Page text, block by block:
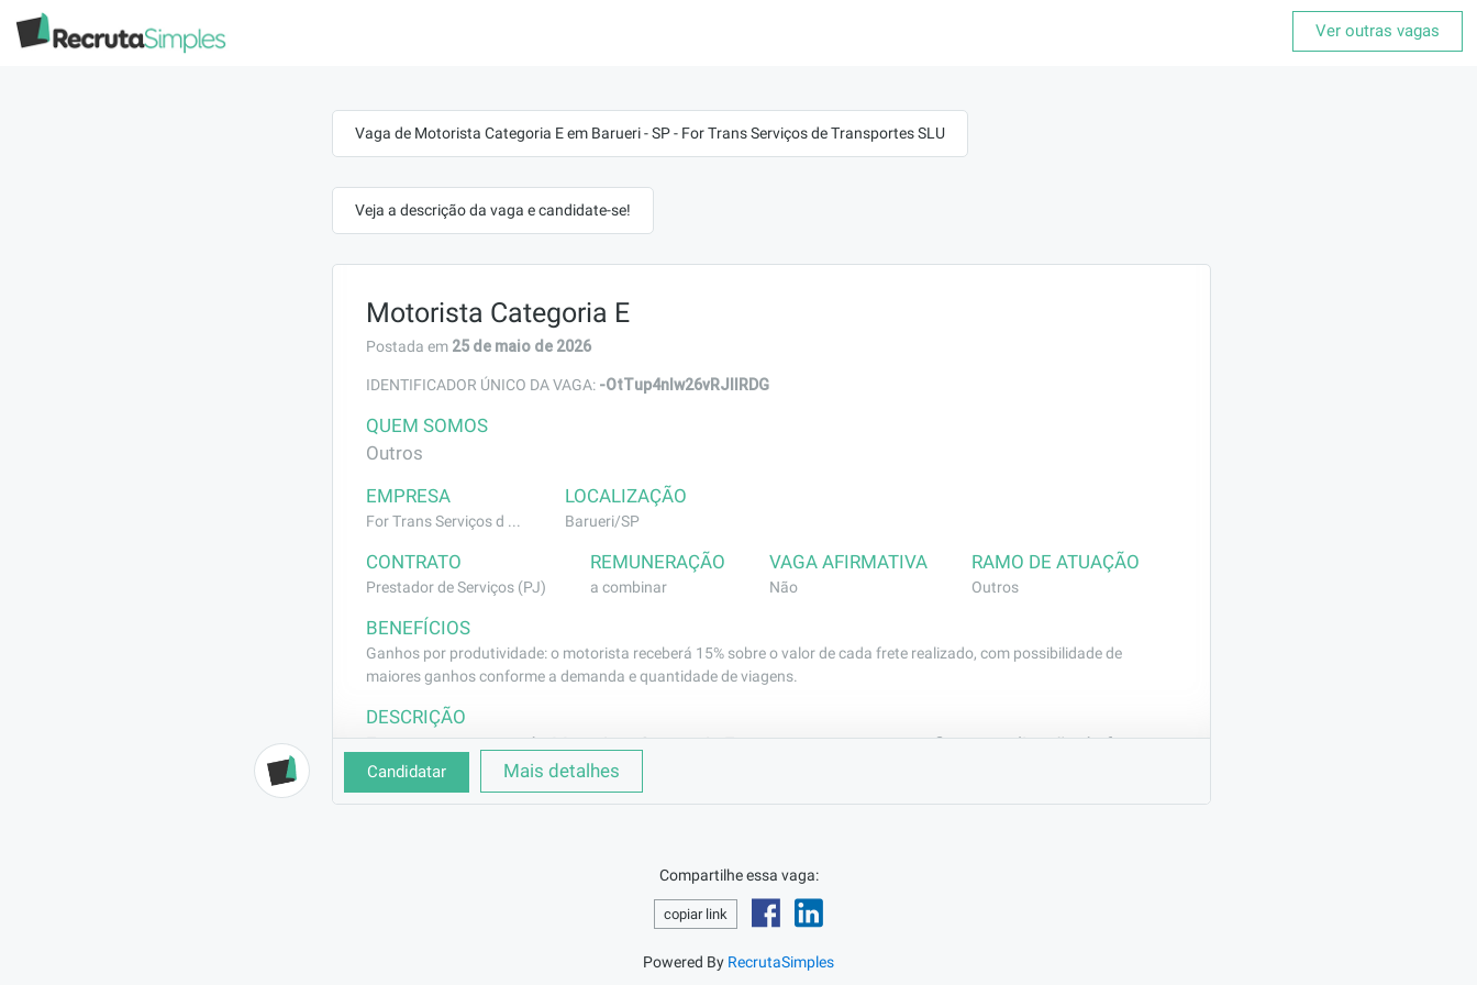
Ver outras vagas
Vaga de Motorista Categoria E em Barueri - SP - For Trans Serviços de Transportes SLU
Veja a descrição da vaga e candidate-se!
Motorista Categoria E
Postada em 25 de maio de 2026
IDENTIFICADOR ÚNICO DA VAGA: -OtTup4nlw26vRJllRDG
QUEM SOMOS
Outros
EMPRESA
For Trans Serviços d ...
LOCALIZAÇÃO
Barueri/SP
CONTRATO
Prestador de Serviços (PJ)
REMUNERAÇÃO
a combinar
VAGA AFIRMATIVA
Não
RAMO DE ATUAÇÃO
Outros
BENEFÍCIOS
Ganhos por produtividade: o motorista receberá 15% sobre o valor de cada frete realizado, com possibilidade de
maiores ganhos conforme a demanda e quantidade de viagens.
DESCRIÇÃO
Estamos contratando Motorista Categoria E para atuar com carreta fixa na realização de fretes.
🔎 Requisitos:
Experiência comprovada com carreta
Responsabilidade, comprometimento e pontualidade
Candidatar Mais detalhes
Compartilhe essa vaga:
copiar link
Powered By RecrutaSimples